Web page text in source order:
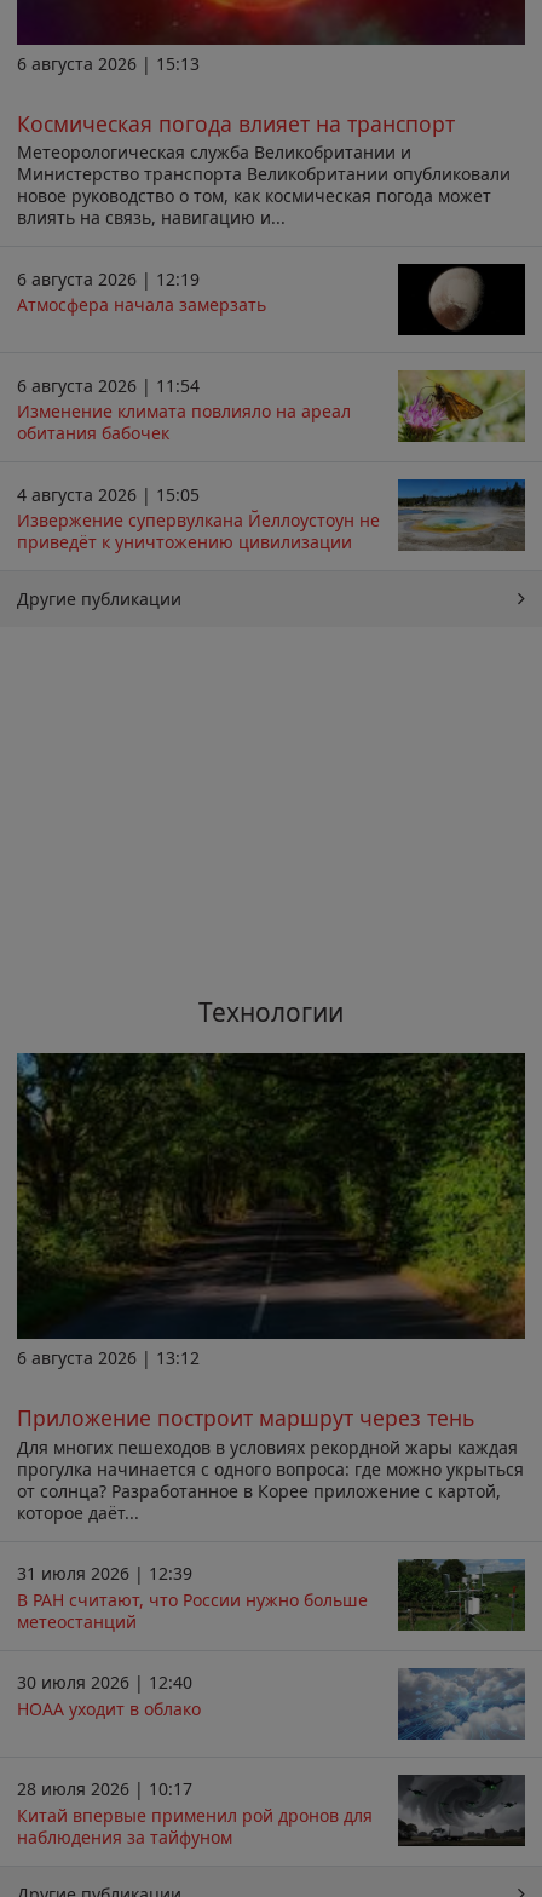
6 августа 2026 | 15:13
Космическая погода влияет на транспорт
Метеорологическая служба Великобритании и
Министерство транспорта Великобритании опубликовали
новое руководство о том, как космическая погода может
влиять на связь, навигацию и...
6 августа 2026 | 12:19
Атмосфера начала замерзать
6 августа 2026 | 11:54
Изменение климата повлияло на ареал
обитания бабочек
4 августа 2026 | 15:05
Извержение супервулкана Йеллоустоун не
приведёт к уничтожению цивилизации
Другие публикации
Технологии
6 августа 2026 | 13:12
Приложение построит маршрут через тень
Для многих пешеходов в условиях рекордной жары каждая
прогулка начинается с одного вопроса: где можно укрыться
от солнца? Разработанное в Корее приложение с картой,
которое даёт...
31 июля 2026 | 12:39
В РАН считают, что России нужно больше
метеостанций
30 июля 2026 | 12:40
НОАА уходит в облако
28 июля 2026 | 10:17
Китай впервые применил рой дронов для
наблюдения за тайфуном